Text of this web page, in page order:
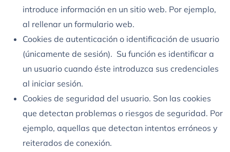
introduce información en un sitio web. Por ejemplo,
al rellenar un formulario web.
Cookies de autenticación o identificación de usuario
(únicamente de sesión). Su función es identificar a
un usuario cuando éste introduzca sus credenciales
al iniciar sesión.
Cookies de seguridad del usuario. Son las cookies
que detectan problemas o riesgos de seguridad. Por
ejemplo, aquellas que detectan intentos erróneos y
reiterados de conexión.